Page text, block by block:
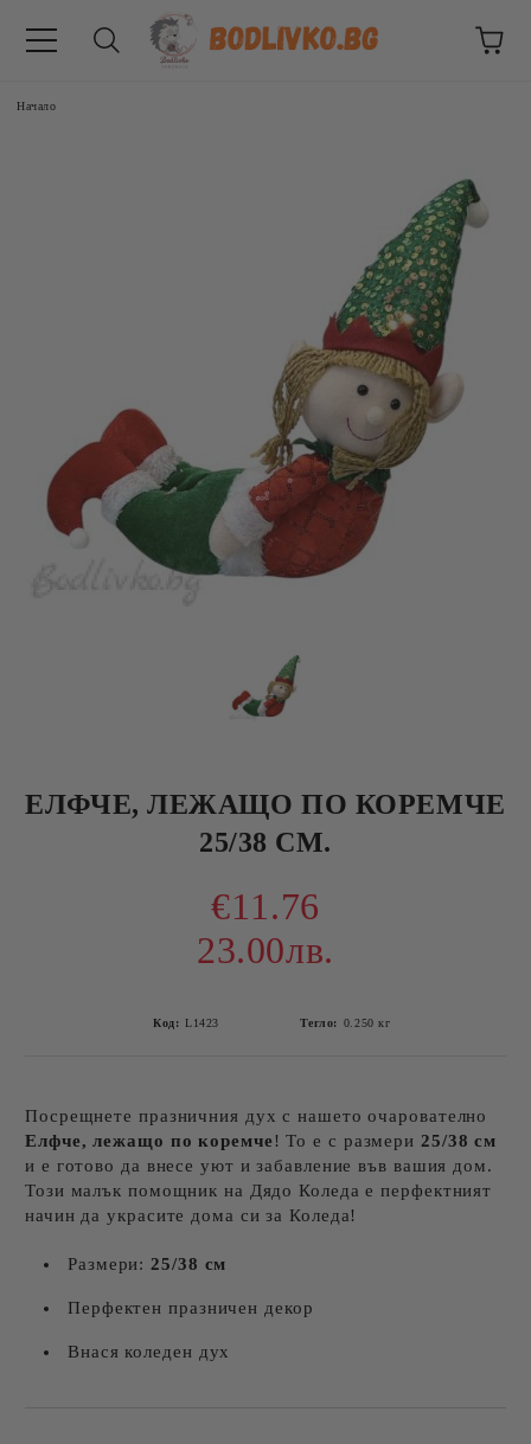
Начало
ЕЛФЧЕ, ЛЕЖАЩО ПО КОРЕМЧЕ
25/38 СМ.
€11.76
23.00лв.
Код: L1423 Тегло: 0.250 кг
Посрещнете празничния дух с нашето очарователно
Елфче, лежащо по коремче! То е с размери 25/38 см
и е готово да внесе уют и забавление във вашия дом.
Този малък помощник на Дядо Коледа е перфектният
начин да украсите дома си за Коледа!
Размери: 25/38 см
Перфектен празничен декор
Внася коледен дух